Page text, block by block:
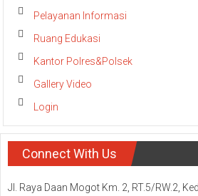
Pelayanan Informasi
Ruang Edukasi
Kantor Polres&Polsek
Gallery Video
Login
Connect With Us
Jl. Raya Daan Mogot Km. 2, RT.5/RW.2,